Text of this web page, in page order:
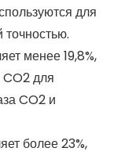
для
точностью.
менее 19,8%,
CO2 для
CO2 и
более 23%,